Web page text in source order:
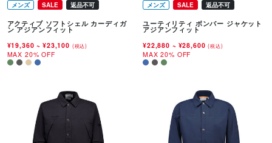
メンズ SALE 返品不可
アクティブ ソフトシェル カーディガ
ン アジアンフィット
¥19,360~ ¥23,100 (税込)
MAX 20% OFF
メンズ SALE 返品不可
ユーティリティ ボンバー ジャケット
アジアンフィット
¥22,880 ~ ¥28,600(税込)
MAX 20% OFF